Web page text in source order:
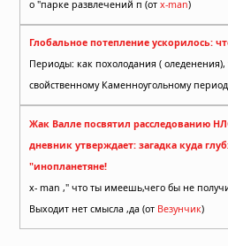
о "парке развлечений п (от x-man)
Глобальное потепление ускорилось:
Периоды: как похолодания ( оледенения),
свойственному Каменноугольному
Жак Валле посвятил расследованию
дневник утверждает: загадка куда
"инопланетяне!
x- man ," что ты имеешь,чего бы не
Выходит нет смысла ,да (от Везунчик)